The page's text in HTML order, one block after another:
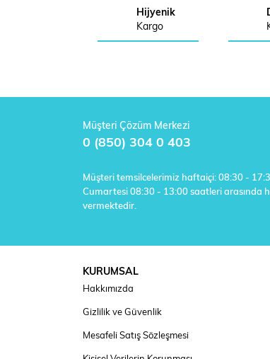
Hijyenik
Kargo
Müşteri Çözüm Merkezi
0 (850) 304 0 403
Müşteri temsilcelerimiz haftaiçi: 08:30 -
Cumartesi 08:30 - 13:00 saatleri arasında
vermektedir.
KURUMSAL
Hakkımızda
Gizlilik ve Güvenlik
Mesafeli Satış Sözleşmesi